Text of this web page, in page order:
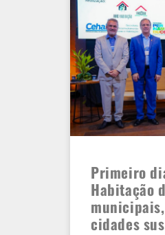
Primeiro
Habitação
cidades